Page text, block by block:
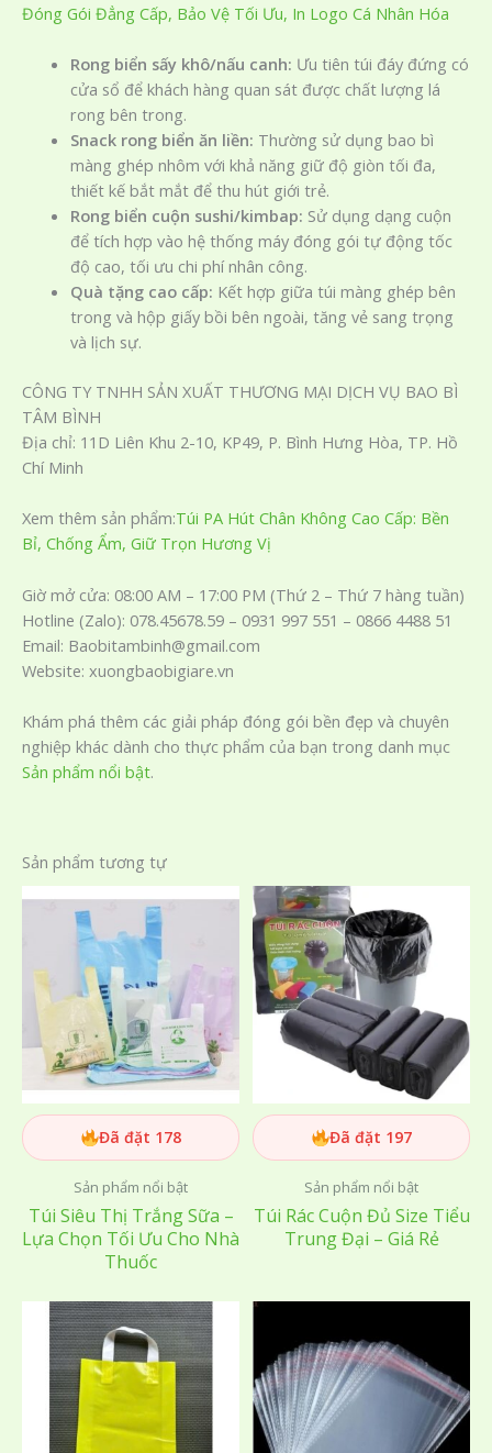
Đóng Gói Đẳng Cấp, Bảo Vệ Tối Ưu, In Logo Cá Nhân Hóa
Rong biển sấy khô/nấu canh: Ưu tiên túi đáy đứng có
cửa sổ để khách hàng quan sát được chất lượng lá
rong bên trong.
Snack rong biển ăn liền: Thường sử dụng bao bì
màng ghép nhôm với khả năng giữ độ giòn tối đa,
thiết kế bắt mắt để thu hút giới trẻ.
Rong biển cuộn sushi/kimbap: Sử dụng dạng cuộn
để tích hợp vào hệ thống máy đóng gói tự động tốc
độ cao, tối ưu chi phí nhân công.
Quà tặng cao cấp: Kết hợp giữa túi màng ghép bên
trong và hộp giấy bồi bên ngoài, tăng vẻ sang trọng
và lịch sự.
CÔNG TY TNHH SẢN XUẤT THƯƠNG MẠI DỊCH VỤ BAO BÌ
TÂM BÌNH
Địa chỉ: 11D Liên Khu 2-10, KP49, P. Bình Hưng Hòa, TP. Hồ
Chí Minh
Xem thêm sản phẩm:Túi PA Hút Chân Không Cao Cấp: Bền
Bỉ, Chống Ẩm, Giữ Trọn Hương Vị
Giờ mở cửa: 08:00 AM – 17:00 PM (Thứ 2 – Thứ 7 hàng tuần)
Hotline (Zalo): 078.45678.59 – 0931 997 551 – 0866 4488 51
Email: Baobitambinh@gmail.com
Website: xuongbaobigiare.vn
Khám phá thêm các giải pháp đóng gói bền đẹp và chuyên
nghiệp khác dành cho thực phẩm của bạn trong danh mục
Sản phẩm nổi bật.
Sản phẩm tương tự
Đã đặt 178
Sản phẩm nổi bật
Túi Siêu Thị Trắng Sữa –
Lựa Chọn Tối Ưu Cho Nhà
Thuốc
Đã đặt 197
Sản phẩm nổi bật
Túi Rác Cuộn Đủ Size Tiểu
Trung Đại – Giá Rẻ